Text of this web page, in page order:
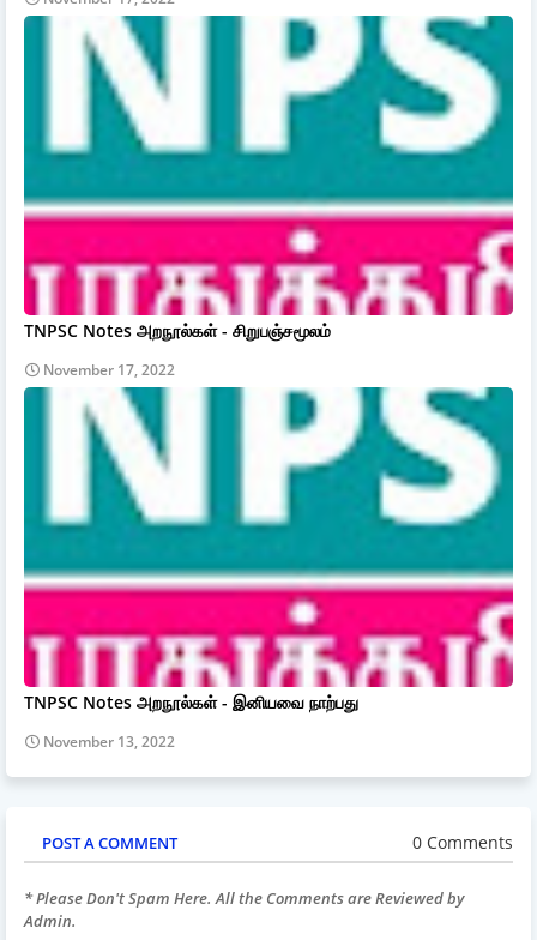
TNPSC Notes அறநூல்கள் - சிறுபஞ்சமூலம்
November 17, 2022
TNPSC Notes அறநூல்கள் - இனியவை நாற்பது
November 13, 2022
POST A COMMENT 0 Comments
* Please Don't Spam Here. All the Comments are Reviewed by
Admin.